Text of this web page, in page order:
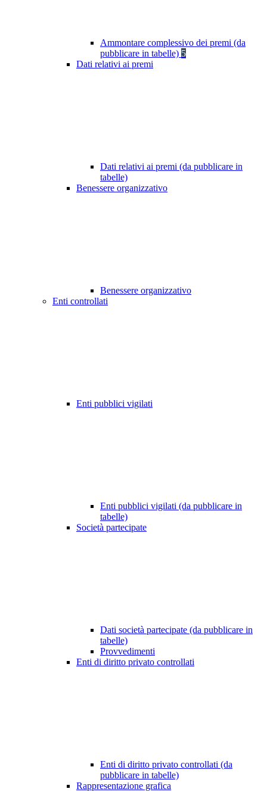
Ammontare complessivo dei premi (da
pubblicare in tabelle) 5
Dati relativi ai premi
Dati relativi ai premi (da pubblicare in
tabelle)
Benessere organizzativo
Benessere organizzativo
Enti controllati
Enti pubblici vigilati
Enti pubblici vigilati (da pubblicare in
tabelle)
Società partecipate
Dati società partecipate (da pubblicare in
tabelle)
Provvedimenti
Enti di diritto privato controllati
Enti di diritto privato controllati (da
pubblicare in tabelle)
Rappresentazione grafica